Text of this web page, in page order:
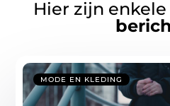
Hier zijn enkele
MODE EN KLEDING